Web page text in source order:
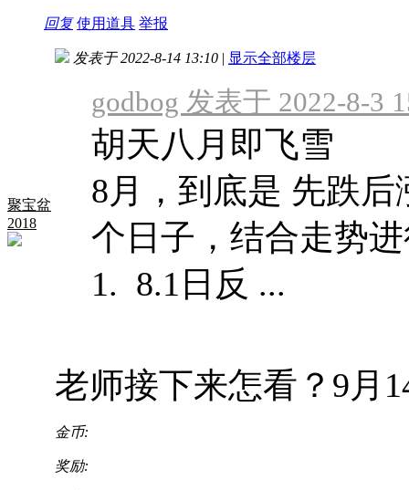
回复 使用道具 举报
聚宝盆
2018
发表于 2022-8-14 13:10 | 显示全部楼层
godbog 发表于 2022-8-3
胡天八月即飞雪
8月，到底是 先跌
个日子，结合走势
1. 8.1日反 ...
老师接下来怎看？9月
金币:
奖励: